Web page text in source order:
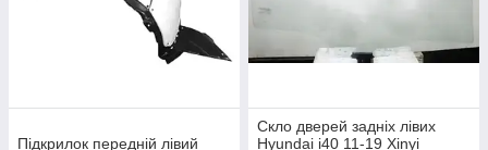
Підкрилок передній лівий
Скло дверей задніх лівих
Hyundai i40 11-19 Xinyi